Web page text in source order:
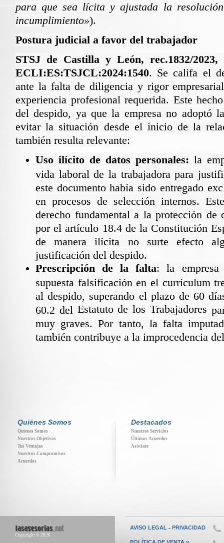
para que sea lícita y ajustada la
incumplimiento»).
Postura judicial a favor del trabajador
STSJ de Castilla y León, rec.1832/
ECLI:ES:TSJCL:2024:1540. Se califa el
ante la falta de diligencia y rigor
experiencia profesional requerida. Este
del despido, ya que la empresa no adoptó
evitar la situación desde el inicio de la
también resulta relevante:
Uso ilícito de datos personales: la
vida laboral de la trabajadora para
este documento había sido entregado
en procesos de selección internos.
derecho fundamental a la protección de
por el artículo 18.4 de la Constitución
de manera ilícita no surte efecto
justificación del despido.
Prescripción de la falta: la
supuesta falsificación en el currículum
al despido, superando el plazo de 60
60.2 del Estatuto de los Trabajadores
muy graves. Por tanto, la falta
también contribuye a la improcedencia
Quiénes Somos
Quienes Somos
Nuestros Objetivos
Tus Ventajas
Nuestros Compromisos
Acuerdos
Destacados
Nuestros Servicios
Últimos Acuerdos
Asóciate
Copyright © 2026
AVISO LEGAL - PRIVACIDAD